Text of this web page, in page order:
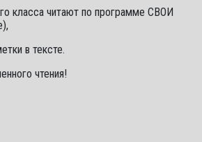
класса читают по программе СВОИ
в тексте.
чтения!